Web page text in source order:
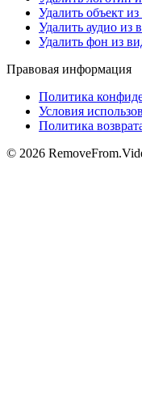
Удалить объект
Удалить аудио из
Удалить фон из
Правовая информация
Политика
Условия
Политика
© 2026